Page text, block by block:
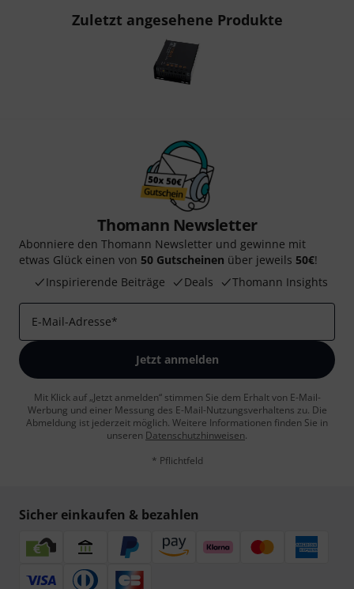
Zuletzt angesehene Produkte
Thomann Newsletter
Abonniere den Thomann Newsletter und gewinne mit
etwas Glück einen von 50 Gutscheinen über jeweils 50€!
Inspirierende Beiträge
Deals Thomann Insights
E-Mail-Adresse*
Jetzt anmelden
Mit Klick auf „Jetzt anmelden“ stimmen Sie dem Erhalt von E-Mail-
Werbung und einer Messung des E-Mail-Nutzungsverhaltens zu. Die
Abmeldung ist jederzeit möglich. Weitere Informationen finden Sie in
unseren Datenschutzhinweisen.
* Pflichtfeld
Sicher einkaufen & bezahlen